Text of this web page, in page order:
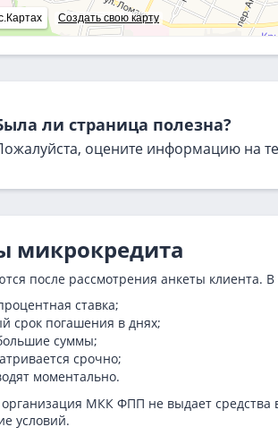
Создать свою карту
ли страница полезна?
оцените информацию на
микрокредита
после рассмотрения анкеты клиента.
ставка;
срок погашения в днях;
суммы;
срочно;
моментально.
МКК ФПП не выдает средства
условий.